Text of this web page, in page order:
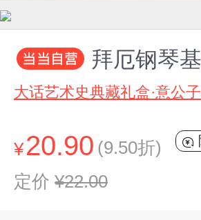
拜厄钢琴
大话艺术史典藏礼盒·意公
¥20.90 (9.50折)
定价 ¥22.00